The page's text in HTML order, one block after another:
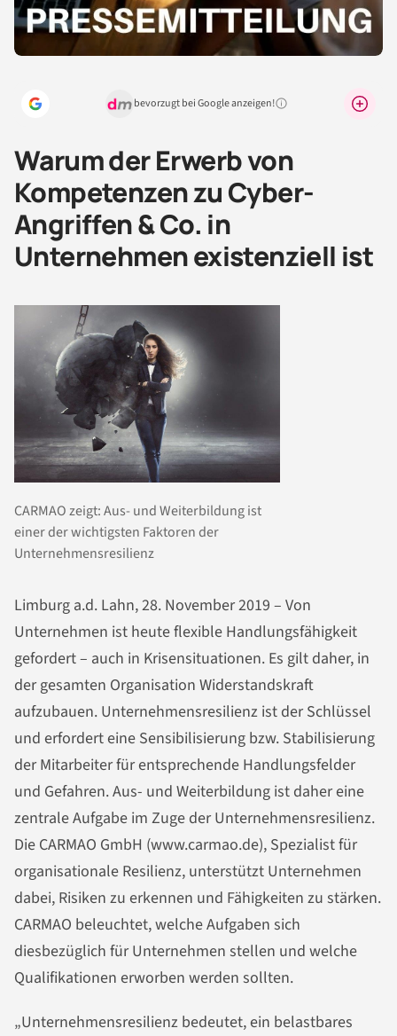
bevorzugt bei Google anzeigen!Warum lohnt sich das?
Warum der Erwerb von
Kompetenzen zu Cyber-
Angriffen & Co. in
Unternehmen existenziell ist
CARMAO zeigt: Aus- und Weiterbildung ist
einer der wichtigsten Faktoren der
Unternehmensresilienz
Limburg a.d. Lahn, 28. November 2019 – Von
Unternehmen ist heute flexible Handlungsfähigkeit
gefordert – auch in Krisensituationen. Es gilt daher, in
der gesamten Organisation Widerstandskraft
aufzubauen. Unternehmensresilienz ist der Schlüssel
und erfordert eine Sensibilisierung bzw. Stabilisierung
der Mitarbeiter für entsprechende Handlungsfelder
und Gefahren. Aus- und Weiterbildung ist daher eine
zentrale Aufgabe im Zuge der Unternehmensresilienz.
Die CARMAO GmbH (www.carmao.de), Spezialist für
organisationale Resilienz, unterstützt Unternehmen
dabei, Risiken zu erkennen und Fähigkeiten zu stärken.
CARMAO beleuchtet, welche Aufgaben sich
diesbezüglich für Unternehmen stellen und welche
Qualifikationen erworben werden sollten.
„Unternehmensresilienz bedeutet, ein belastbares